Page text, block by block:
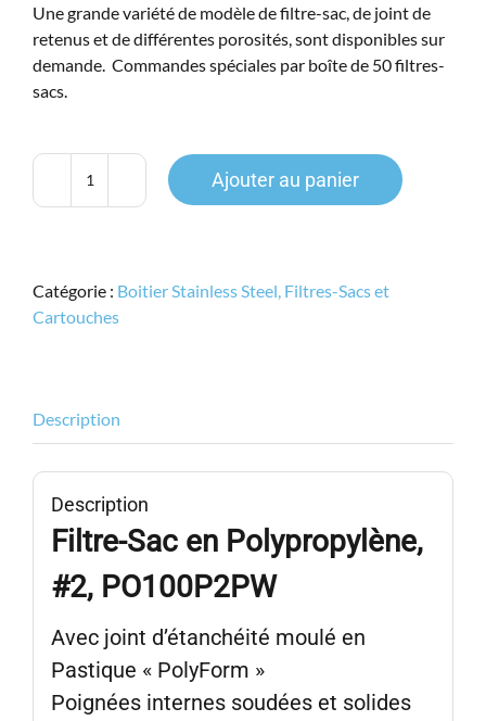
était :
22.99$.
est :
17.95$.
Une grande variété de modèle de filtre-sac, de joint de
retenus et de différentes porosités, sont disponibles sur
demande. Commandes spéciales par boîte de 50 filtres-
sacs.
quantité
#2,
Polypropylene,
PO100P2PW
Ajouter au panier
Catégorie : Boitier Stainless Steel, Filtres-Sacs et
Cartouches
Description
Description
Filtre-Sac en Polypropylène,
#2, PO100P2PW
Avec joint d’étanchéité moulé en
Pastique « PolyForm »
Poignées internes soudées et solides